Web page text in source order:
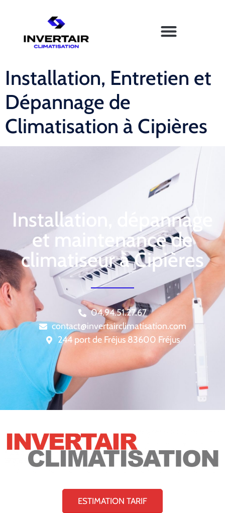
Installation, Entretien et
Dépannage de
Climatisation à Cipières
Installation, dépannage
et maintenance de
climatiseur à Cipières
04.94.51.27.67
contact@invertairclimatisation.com
244 port de Fréjus 83600 Fréjus
ESTIMATION TARIF